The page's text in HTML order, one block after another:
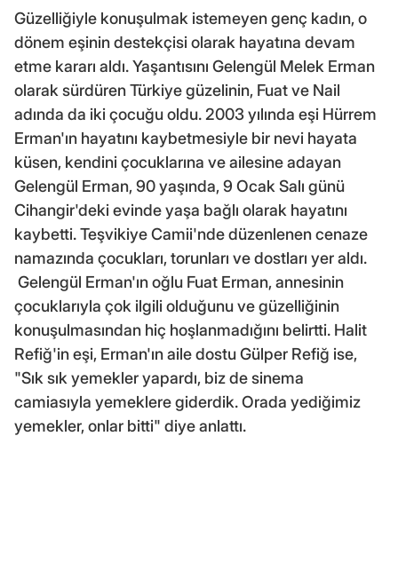
Güzelliğiyle konuşulmak istemeyen genç kadın, o
dönem eşinin destekçisi olarak hayatına devam
etme kararı aldı. Yaşantısını Gelengül Melek Erman
olarak sürdüren Türkiye güzelinin, Fuat ve Nail
adında da iki çocuğu oldu. 2003 yılında eşi Hürrem
Erman'ın hayatını kaybetmesiyle bir nevi hayata
küsen, kendini çocuklarına ve ailesine adayan
Gelengül Erman, 90 yaşında, 9 Ocak Salı günü
Cihangir'deki evinde yaşa bağlı olarak hayatını
kaybetti. Teşvikiye Camii'nde düzenlenen cenaze
namazında çocukları, torunları ve dostları yer aldı.
Gelengül Erman'ın oğlu Fuat Erman, annesinin
çocuklarıyla çok ilgili olduğunu ve güzelliğinin
konuşulmasından hiç hoşlanmadığını belirtti. Halit
Refiğ'in eşi, Erman'ın aile dostu Gülper Refiğ ise,
"Sık sık yemekler yapardı, biz de sinema
camiasıyla yemeklere giderdik. Orada yediğimiz
yemekler, onlar bitti" diye anlattı.